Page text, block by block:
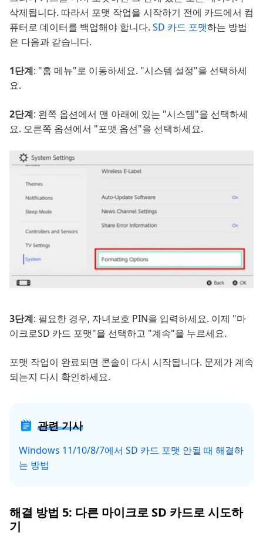
삭제됩니다. 따라서 포맷 작업을 시작하기 전에 카드에서 컴
퓨터로 데이터를 백업해야 합니다. SD 카드 포맷하는 방법
은 다음과 같습니다.
1단계: "홈 메뉴"로 이동하세요. "시스템 설정"을 선택하세
요.
2단계: 왼쪽 옵션에서 맨 아래에 있는 "시스템"을 선택하세
요. 오른쪽 옵션에서 "포맷 옵션"을 선택하세요.
3단계: 필요한 경우, 자녀보호 PIN을 입력하세요. 이제 "마
이크로SD 카드 포맷"을 선택하고 "계속"을 누르세요.
포맷 작업이 완료되면 콘솔이 다시 시작됩니다. 문제가 계속
되는지 다시 확인하세요.
관련 기사
Windows 11/10/8/7에서 SD 카드 포맷 안될 때 해결하
는 방법
해결 방법 5: 다른 마이크로 SD 카드로 시도하
기